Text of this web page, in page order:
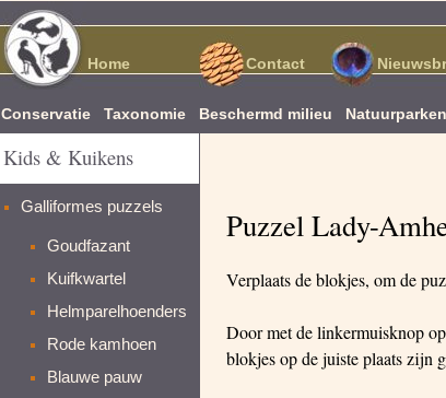
Kids & Kuikens
Galliformes puzzels
Goudfazant
Kuifkwartel
Helmparelhoenders
Rode kamhoen
Blauwe pauw
Puzzel Lady-
Verplaats de blokjes, om de
Door met de linkermuisknop
blokjes op de juiste plaats zijn
Home Contact
Conservatie Taxonomie Beschermd milieu Natuurparken